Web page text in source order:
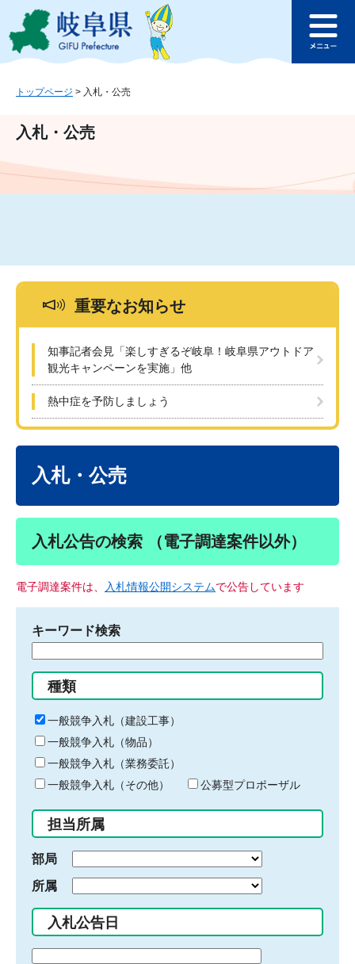
ジ
ュ
文
このページの本文へ
ュ
トップページ > 入札・公売
入札・公売
重要なお知らせ
知事記者会見「楽しすぎるぞ岐阜！岐阜県アウトドア
観光キャンペーンを実施」他
熱中症を予防しましょう
入札・公売
入札公告の検索 （電子調達案件以外）
電子調達案件は、 入札情報公開システムで公告しています
キーワード検索
る
キ
ー
ワ
ー
ド
入
力
種類
一般競争入札（建設工事）
一般競争入札（物品）
一般競争入札（業務委託）
一般競争入札（その他）
公募型プロポーザル
担当所属
部局
所属
入札公告日